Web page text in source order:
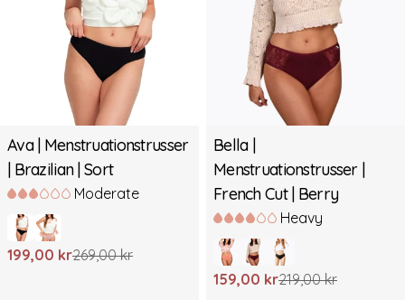
Ava | Menstruationstrusser
| Brazilian | Sort
Moderate
Udsalgspris
199,00 kr
Normal
269,00 kr
Bella |
Menstruationstrusser |
French Cut | Berry
Heavy
Udsalgspris
159,00 kr
Normal
219,00 kr